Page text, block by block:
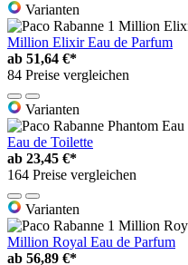
Varianten
Million Elixir Eau de Parfum
ab 51,64 €*
84 Preise vergleichen
Varianten
Eau de Toilette
ab 23,45 €*
164 Preise vergleichen
Varianten
Million Royal Eau de Parfum
ab 56,89 €*